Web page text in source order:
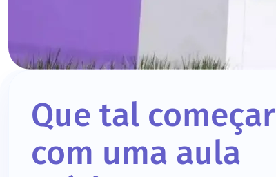
Que tal começar
com uma aula